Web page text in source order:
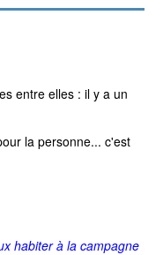
entre elles : il y a un
la personne... c'est
habiter à la campagne